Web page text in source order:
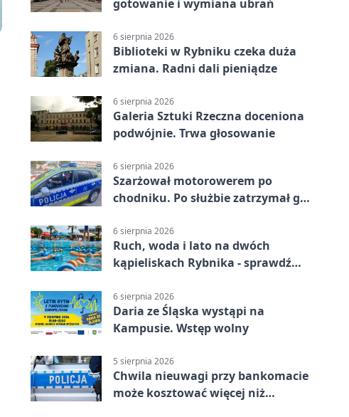
gotowanie i wymiana ubrań
6 sierpnia 2026
Biblioteki w Rybniku czeka duża
zmiana. Radni dali pieniądze
6 sierpnia 2026
Galeria Sztuki Rzeczna doceniona
podwójnie. Trwa głosowanie
6 sierpnia 2026
Szarżował motorowerem po
chodniku. Po służbie zatrzymał go
6 sierpnia 2026
Ruch, woda i lato na dwóch
kąpieliskach Rybnika - sprawdź
6 sierpnia 2026
Daria ze Śląska wystąpi na
Kampusie. Wstęp wolny
5 sierpnia 2026
Chwila nieuwagi przy bankomacie
może kosztować więcej niż